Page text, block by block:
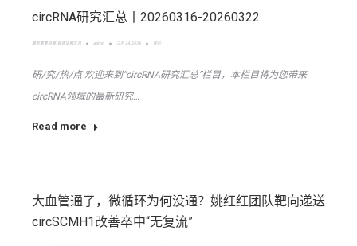
circRNA研究汇总丨20260316-20260322
最新重要进展 每周进展汇总 admin 三月 24, 2026 评论
研/究/热/点 欢迎来到“circRNA研究汇总”栏目，本栏目将为您带来
circRNA领域的最新研究…
Read more
大血管通了，微循环为何没通？姚红红团队靶向递送
circSCMH1改善卒中“无复流”